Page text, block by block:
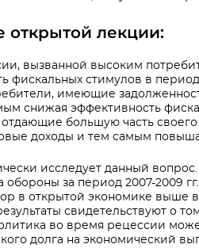
открытой лекции:
вызванной высоким
фискальных стимулов в
имеющие
снижая эффективность
большую часть
доходы и тем самым
исследует данный
обороны за период 2007-2009
в открытой экономике выше
свидетельствуют о
во время рецессии
долга на экономический